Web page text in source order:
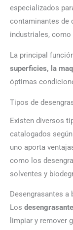
especializados
contaminantes de
industriales,
La principal
superficies, la
óptimas
Tipos de
Existen diversos
catalogados
uno aporta
como los
solventes y
Desengrasantes a
Los
limpiar y remover